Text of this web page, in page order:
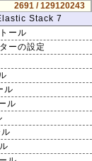
2691 / 129120243
Stack 7
ール
ーの設定
ル
ル